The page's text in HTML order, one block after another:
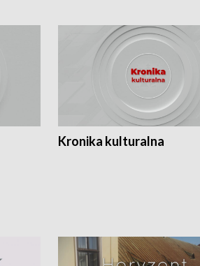
Kronika kulturalna